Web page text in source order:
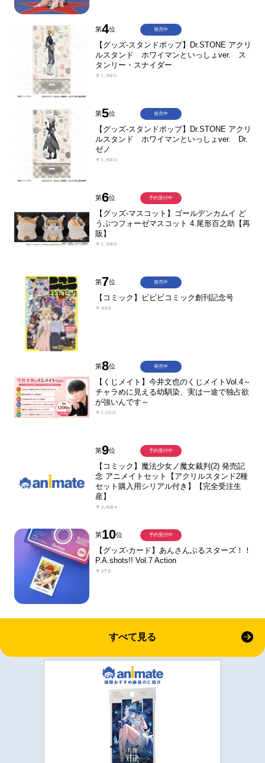
第4位
【グッズ-スタンドポップ】Dr.STONE アクリ
ルスタンド ホワイマンといっしょver. ス
タンリー・スナイダー
￥1,980
発売中
第5位
【グッズ-スタンドポップ】Dr.STONE アクリ
ルスタンド ホワイマンといっしょver. Dr.
ゼノ
￥1,980
発売中
第6位
【グッズ-マスコット】ゴールデンカムイ ど
うぶつフォーゼマスコット 4.尾形百之助【再
販】
￥1,980
予約受付中
第7位
【コミック】ビビビコミック創刊記念号
￥935
発売中
第8位
【くじメイト】今井文也のくじメイトVol.4～
チャラめに見える幼馴染、実は一途で独占欲
が強いんです～
￥1,100
発売中
第9位
【コミック】魔法少女ノ魔女裁判(2) 発売記
念 アニメイトセット【アクリルスタンド2種
セット購入用シリアル付き】【完全受注生
産】
￥2,684
予約受付中
第10位
【グッズ-カード】あんさんぶるスターズ！！
P.A.shots!! Vol.7 Action
￥275
予約受付中
すべて見る